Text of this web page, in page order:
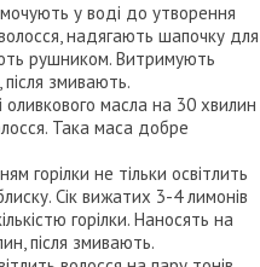
у воді до утворення
надягають шапочку для
рушником. Витримують
змивають.
масла на 30 хвилин
Така маса добре
горілки не тільки освітлить
Сік вижатих 3-4 лимонів
горілки. Наносять на
після змивають.